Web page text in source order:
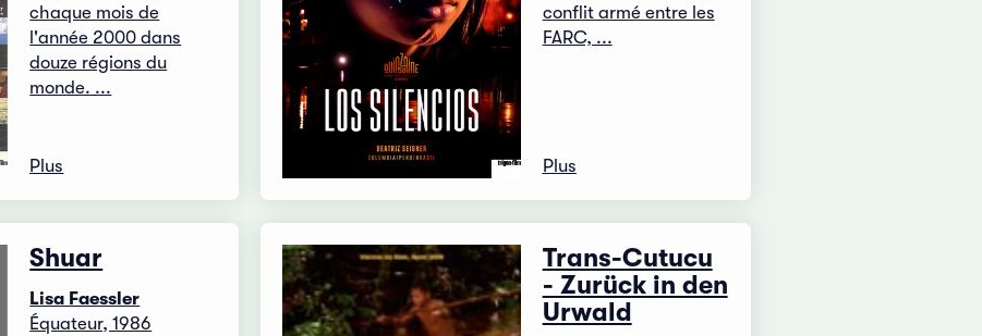
chaque mois de
l'année 2000 dans
douze régions du
monde. ...
Plus
conflit armé entre les
FARC, ...
Plus
Shuar
Lisa Faessler
Équateur, 1986
Trans-Cutucu
- Zurück in den
Urwald